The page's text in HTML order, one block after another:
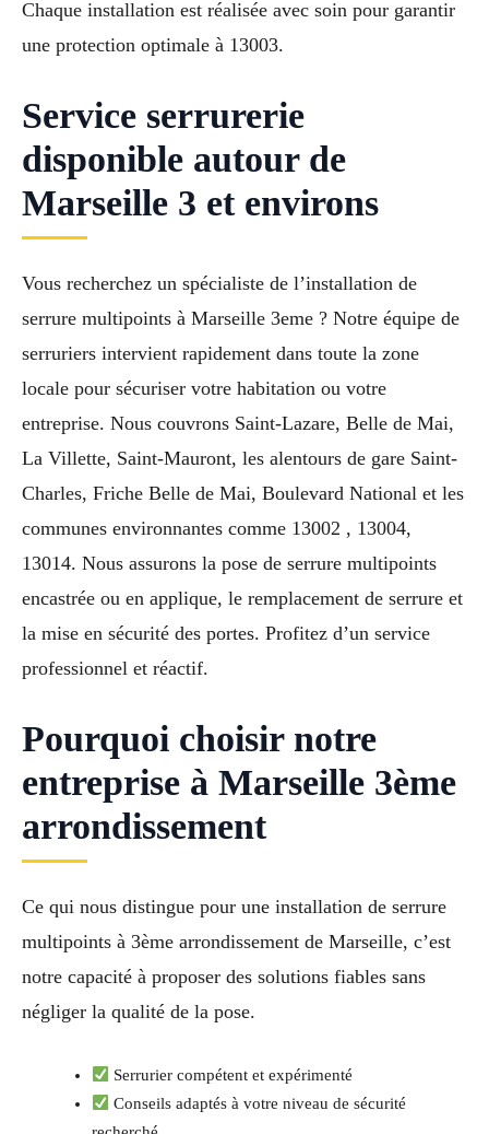
Chaque installation est réalisée avec soin pour garantir
une protection optimale à 13003.
Service serrurerie
disponible autour de
Marseille 3 et environs
Vous recherchez un spécialiste de l’installation de
serrure multipoints à Marseille 3eme ? Notre équipe de
serruriers intervient rapidement dans toute la zone
locale pour sécuriser votre habitation ou votre
entreprise. Nous couvrons Saint-Lazare, Belle de Mai,
La Villette, Saint-Mauront, les alentours de gare Saint-
Charles, Friche Belle de Mai, Boulevard National et les
communes environnantes comme 13002 , 13004,
13014. Nous assurons la pose de serrure multipoints
encastrée ou en applique, le remplacement de serrure et
la mise en sécurité des portes. Profitez d’un service
professionnel et réactif.
Pourquoi choisir notre
entreprise à Marseille 3ème
arrondissement
Ce qui nous distingue pour une installation de serrure
multipoints à 3ème arrondissement de Marseille, c’est
notre capacité à proposer des solutions fiables sans
négliger la qualité de la pose.
Serrurier compétent et expérimenté
Conseils adaptés à votre niveau de sécurité